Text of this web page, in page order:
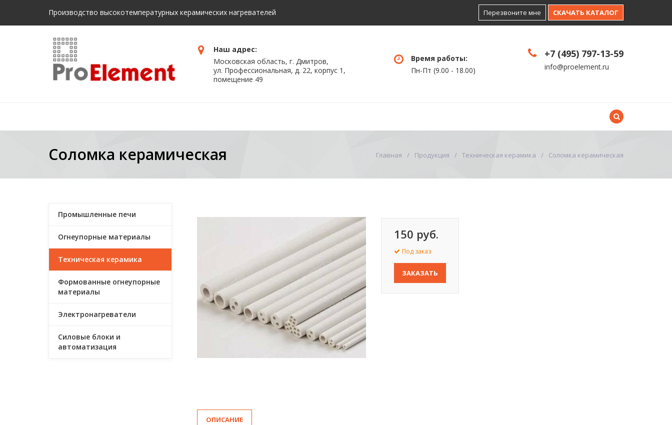
Производство высокотемпературных керамических нагревателей Перезвоните мне СКАЧАТЬ КАТАЛОГ
Наш адрес:
Московская область, г. Дмитров,
ул. Профессиональная, д. 22, корпус 1,
помещение 49
Время работы:
Пн-Пт (9.00 - 18.00)
+7 (495) 797-13-59
info@proelement.ru
Соломка керамическая Главная Продукция Техническая керамика Соломка керамическая
150 руб.
Под заказ
ЗАКАЗАТЬ
ОПИСАНИЕ
Промышленные печи
Огнеупорные материалы
Техническая керамика
Формованные огнеупорные
материалы
Электронагреватели
Силовые блоки и
автоматизация